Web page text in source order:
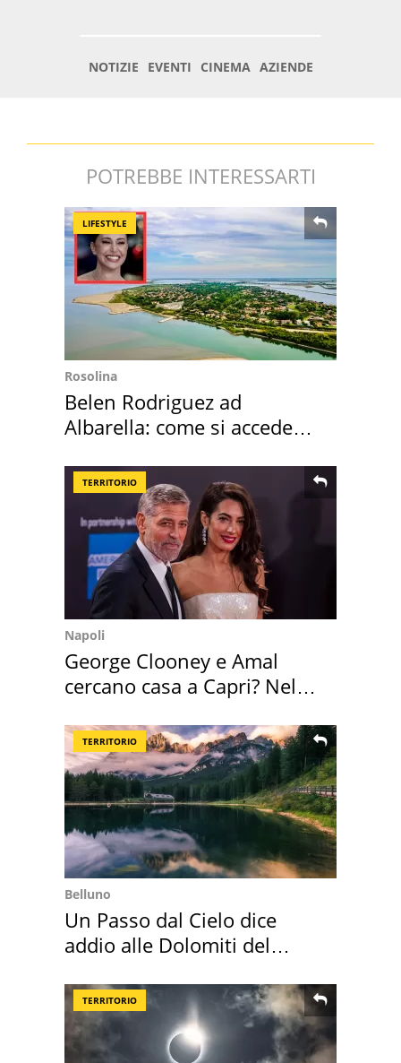
POTREBBE INTERESSARTI
LIFESTYLE
Rosolina
Belen Rodriguez ad
Albarella: come si accede
TERRITORIO
Napoli
George Clooney e Amal
cercano casa a Capri? Nel
TERRITORIO
Belluno
Un Passo dal Cielo dice
addio alle Dolomiti del
TERRITORIO